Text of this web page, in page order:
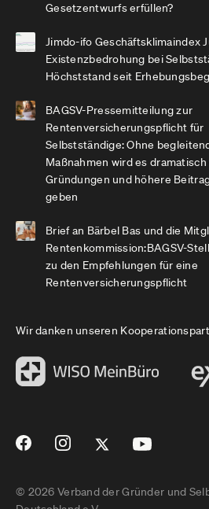
Gesetzentwurfs erfüllen?
Jimdo-ifo Geschäftsklimaindex
Existenzbedrohung bei
Höchststand seit
BAGSV-Pressemitteilung zur
Rentenversicherungspflicht für
Selbstständige: Ohne
Maßnahmen wird es
Gründungen und höhere
geben
Brief an Bärbel Bas und die
Rentenkommission:BAGSV-
zu den Empfehlungen für eine
Rentenversicherungspflicht
Wir danken unseren
© 2026 Verband der Gründer und